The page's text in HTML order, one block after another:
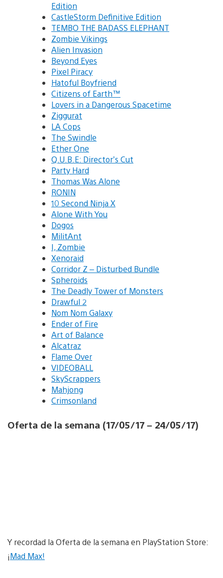
Edition
CastleStorm Definitive Edition
TEMBO THE BADASS ELEPHANT
Zombie Vikings
Alien Invasion
Beyond Eyes
Pixel Piracy
Hatoful Boyfriend
Citizens of Earth™
Lovers in a Dangerous Spacetime
Ziggurat
LA Cops
The Swindle
Ether One
Q.U.B.E: Director’s Cut
Party Hard
Thomas Was Alone
RONIN
10 Second Ninja X
Alone With You
Dogos
MilitAnt
I, Zombie
Xenoraid
Corridor Z – Disturbed Bundle
Spheroids
The Deadly Tower of Monsters
Drawful 2
Nom Nom Galaxy
Ender of Fire
Art of Balance
Alcatraz
Flame Over
VIDEOBALL
SkyScrappers
Mahjong
Crimsonland
Oferta de la semana (17/05/17 – 24/05/17)
Y recordad la Oferta de la semana en PlayStation Store:
¡Mad Max!